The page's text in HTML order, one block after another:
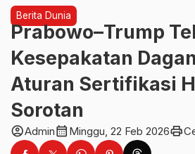
Berita Dunia
Prabowo–Trump
Kesepakatan
Aturan Sertifikasi
Sorotan
account_circleAdmincalendar_month Minggu, 22 Feb 2026print